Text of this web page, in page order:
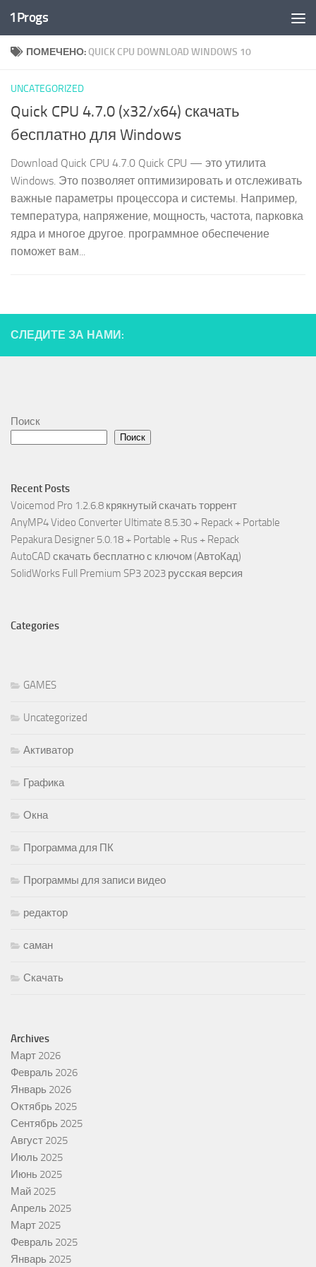
Перейти к содержимому
1Progs
ПОМЕЧЕНО:QUICK CPU DOWNLOAD WINDOWS 10
UNCATEGORIZED
Quick CPU 4.7.0 (x32/x64) скачать
бесплатно для Windows
Download Quick CPU 4.7.0 Quick CPU — это утилита
Windows. Это позволяет оптимизировать и отслеживать
важные параметры процессора и системы. Например,
температура, напряжение, мощность, частота, парковка
ядра и многое другое. программное обеспечение
поможет вам...
СЛЕДИТЕ ЗА НАМИ:
Поиск
Поиск
Recent Posts
Voicemod Pro 1.2.6.8 крякнутый скачать торрент
AnyMP4 Video Converter Ultimate 8.5.30 + Repack + Portable
Pepakura Designer 5.0.18 + Portable + Rus + Repack
AutoCAD скачать бесплатно с ключом (АвтоКад)
SolidWorks Full Premium SP3 2023 русская версия
Categories
GAMES
Uncategorized
Активатор
Графика
Окна
Программа для ПК
Программы для записи видео
редактор
саман
Скачать
Archives
Март 2026
Февраль 2026
Январь 2026
Октябрь 2025
Сентябрь 2025
Август 2025
Июль 2025
Июнь 2025
Май 2025
Апрель 2025
Март 2025
Февраль 2025
Январь 2025